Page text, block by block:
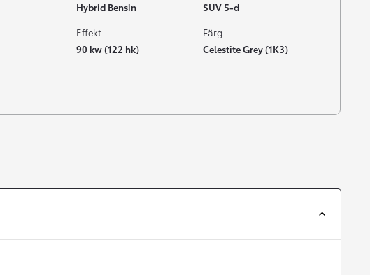
Easy Billån
Hybrid Bensin
SUV 5-d
Effekt
90 kw (122 hk)
Färg
Celestite Grey (1K3)